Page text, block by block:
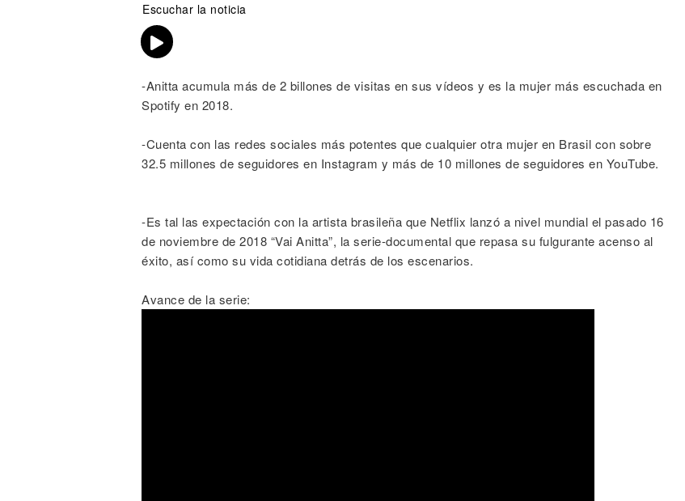
Escuchar la noticia
-Anitta acumula más de 2 billones de visitas en sus vídeos y es la mujer más escuchada en
Spotify en 2018.
-Cuenta con las redes sociales más potentes que cualquier otra mujer en Brasil con sobre
32.5 millones de seguidores en Instagram y más de 10 millones de seguidores en YouTube.
-Es tal las expectación con la artista brasileña que Netflix lanzó a nivel mundial el pasado 16
de noviembre de 2018 “Vai Anitta”, la serie-documental que repasa su fulgurante acenso al
éxito, así como su vida cotidiana detrás de los escenarios.
Avance de la serie: